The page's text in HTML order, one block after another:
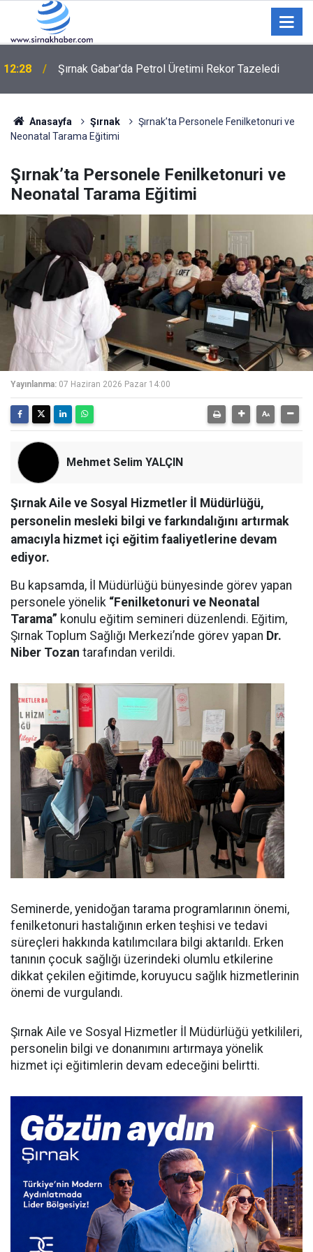
12:28 Şırnak Gabar'da Petrol Üretimi Rekor Tazeledi
Anasayfa Şırnak
Şırnak’ta Personele Fenilketonuri ve
Neonatal Tarama Eğitimi
Şırnak’ta Personele Fenilketonuri ve
Neonatal Tarama Eğitimi
Yayınlanma: 07 Haziran 2026 Pazar 14:00
Mehmet Selim YALÇIN
Şırnak Aile ve Sosyal Hizmetler İl Müdürlüğü,
personelin mesleki bilgi ve farkındalığını artırmak
amacıyla hizmet içi eğitim faaliyetlerine devam
ediyor.
Bu kapsamda, İl Müdürlüğü bünyesinde görev yapan
personele yönelik “Fenilketonuri ve Neonatal
Tarama” konulu eğitim semineri düzenlendi. Eğitim,
Şırnak Toplum Sağlığı Merkezi’nde görev yapan Dr.
Niber Tozan tarafından verildi.
Seminerde, yenidoğan tarama programlarının önemi,
fenilketonuri hastalığının erken teşhisi ve tedavi
süreçleri hakkında katılımcılara bilgi aktarıldı. Erken
tanının çocuk sağlığı üzerindeki olumlu etkilerine
dikkat çekilen eğitimde, koruyucu sağlık hizmetlerinin
önemi de vurgulandı.
Şırnak Aile ve Sosyal Hizmetler İl Müdürlüğü yetkilileri,
personelin bilgi ve donanımını artırmaya yönelik
hizmet içi eğitimlerin devam edeceğini belirtti.